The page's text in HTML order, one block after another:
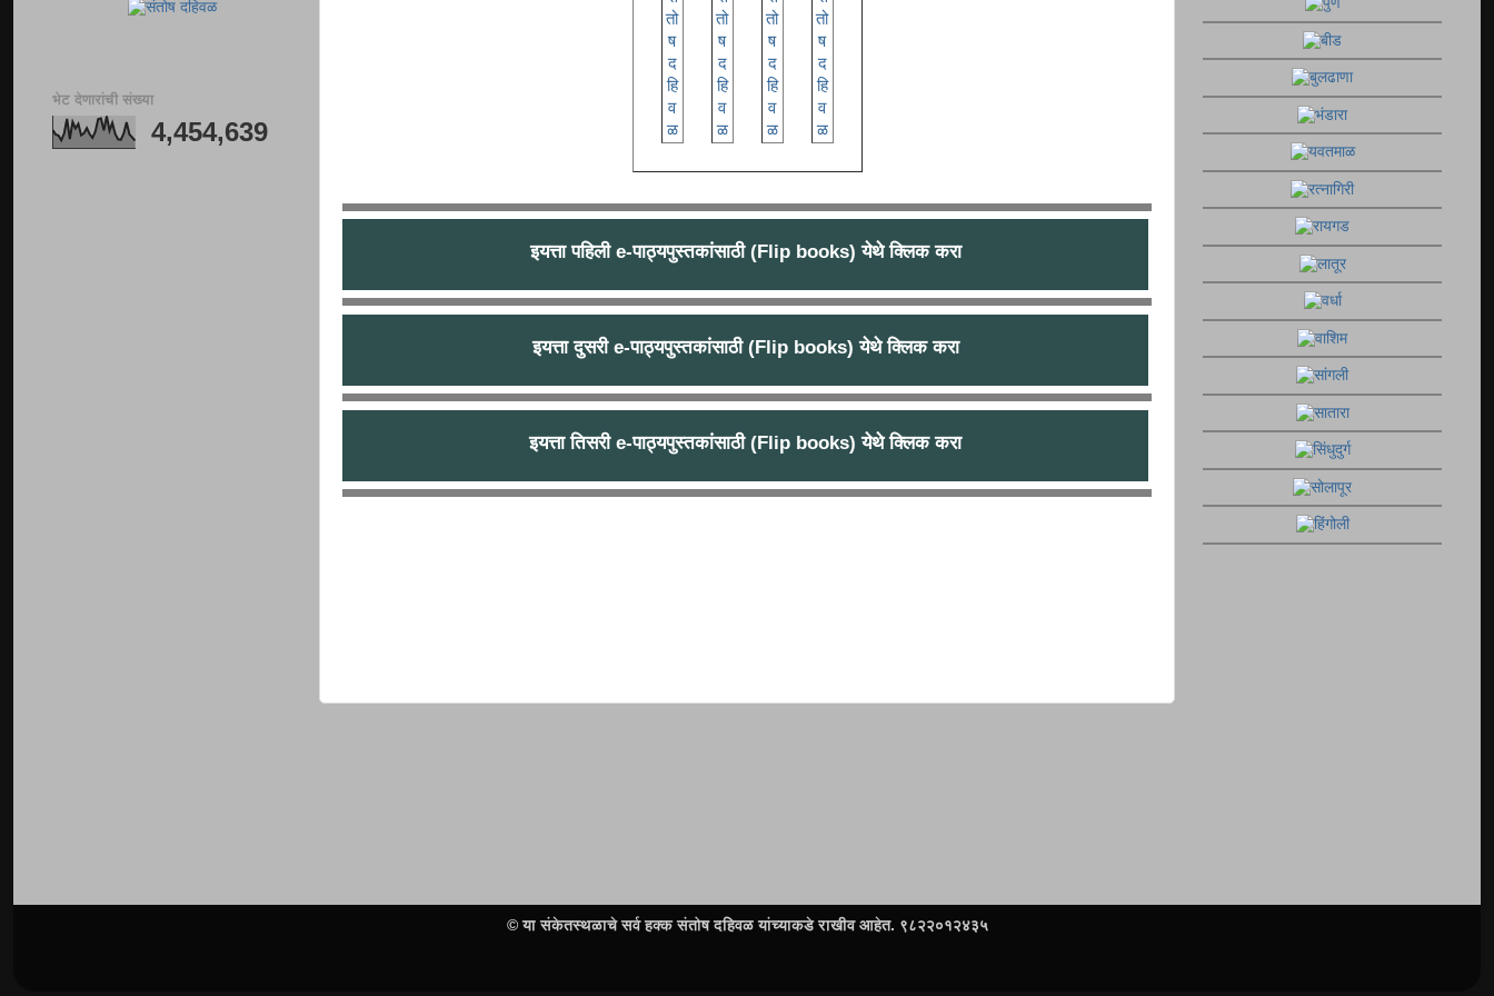
इयत्ता पहिली e-पाठ्यपुस्तकांसाठी (Flip books) येथे क्लिक करा
इयत्ता पहिली e-पाठ्यपुस्तकांसाठी (Flip books) येथे क्लिक करा
इयत्ता दुसरी e-पाठ्यपुस्तकांसाठी (Flip books) येथे क्लिक करा
इयत्ता दुसरी e-पाठ्यपुस्तकांसाठी (Flip books) येथे क्लिक करा
इयत्ता तिसरी e-पाठ्यपुस्तकांसाठी (Flip books) येथे क्लिक करा
भेट देणारांची संख्या
4,454,639
© या संकेतस्थळाचे सर्व हक्क संतोष दहिवळ यांच्याकडे राखीव आहेत. ९८२२०१२४३५